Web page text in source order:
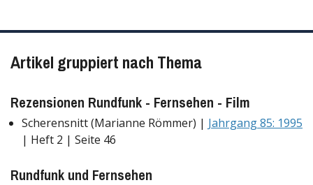
Artikel gruppiert nach Thema
Rezensionen Rundfunk - Fernsehen - Film
Scherensnitt (Marianne Römmer) | Jahrgang 85: 1995
| Heft 2 | Seite 46
Rundfunk und Fernsehen